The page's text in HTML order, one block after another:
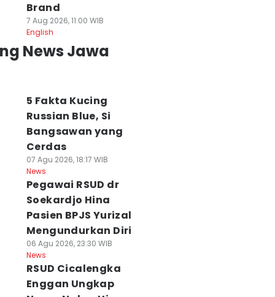
Brand
7 Aug 2026, 11:00 WIB
English
News Jawa
5 Fakta Kucing
Russian Blue, Si
Bangsawan yang
Cerdas
07 Agu 2026, 18:17 WIB
News
Pegawai RSUD dr
Soekardjo Hina
Pasien BPJS Yurizal
Mengundurkan Diri
06 Agu 2026, 23:30 WIB
News
RSUD Cicalengka
Enggan Ungkap